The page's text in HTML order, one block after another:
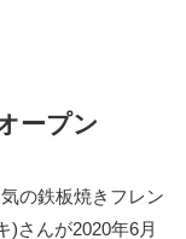
ープン
の鉄板焼きフレン
)さんが2020年6月